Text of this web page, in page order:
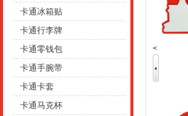
卡通冰箱贴
卡通行李牌
卡通零钱包
卡通手腕带
卡通卡套
卡通马克杯
<